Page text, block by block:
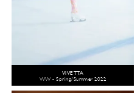
VIVETTA
WW - Spring/Summer 2022